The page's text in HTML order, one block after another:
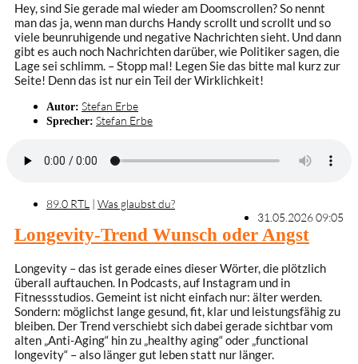
Hey, sind Sie gerade mal wieder am Doomscrollen? So nennt
man das ja, wenn man durchs Handy scrollt und scrollt und so
viele beunruhigende und negative Nachrichten sieht. Und dann
gibt es auch noch Nachrichten darüber, wie Politiker sagen, die
Lage sei schlimm. – Stopp mal! Legen Sie das bitte mal kurz zur
Seite! Denn das ist nur ein Teil der Wirklichkeit!
Autor: Stefan Erbe
Sprecher: Stefan Erbe
89.0 RTL | Was glaubst du?
31.05.2026 09:05
Longevity-Trend Wunsch oder Angst
Longevity – das ist gerade eines dieser Wörter, die plötzlich
überall auftauchen. In Podcasts, auf Instagram und in
Fitnessstudios. Gemeint ist nicht einfach nur: älter werden.
Sondern: möglichst lange gesund, fit, klar und leistungsfähig zu
bleiben. Der Trend verschiebt sich dabei gerade sichtbar vom
alten „Anti-Aging“ hin zu „healthy aging“ oder „functional
longevity“ – also länger gut leben statt nur länger.